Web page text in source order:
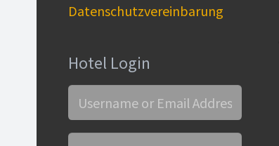
Datenschutzvereinbarung
Hotel Login